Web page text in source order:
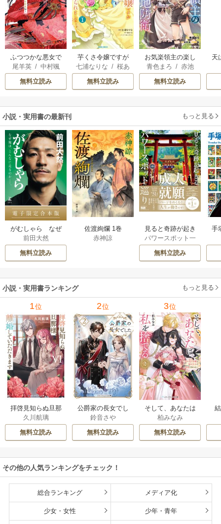
ふつつかな悪女で
はございますが ～
雛宮蝶鼠とりかえ
伝～
尾羊英/ 中村颯
希/ゆき哉
無料立読み
芋くさ令嬢ですが
悪役令息を助けた
ら気に入られまし
た
七浦なりな /桜あ
げは/くろでこ
無料立読み
お気楽領主の楽し
い領地防衛
青色まろ / 赤池
宗/転
無料立読み
天
小説・実用書の最新刊 もっと見る
がむしゃら なぜ
俺は、こんなに走
るのか——。【電
子限定合本版】 1巻
前田大然
無料立読み
佐渡絢爛 1巻
赤神諒
見ると奇跡が起き
る 大願成就パワー
スポット巡り 1巻
パワースポット一
人旅
無料立読み
手
小説・実用書ランキング もっと見る
1位
拝啓見知らぬ旦那
様、離婚していた
だきます
久川航璃
無料立読み
2位
公爵家の長女でし
た
鈴音さや
無料立読み
3位
そして、あなたは
私を捨てる
柏みなみ
無料立読み
その他の人気ランキングをチェック！
総合ランキング メディア化
少女・女性 少年・青年